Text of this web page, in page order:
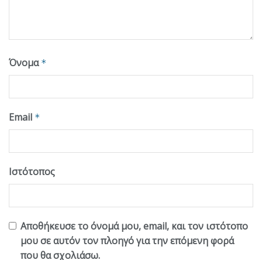
Όνομα *
Email *
Ιστότοπος
Αποθήκευσε το όνομά μου, email, και τον ιστότοπο
μου σε αυτόν τον πλοηγό για την επόμενη φορά
που θα σχολιάσω.